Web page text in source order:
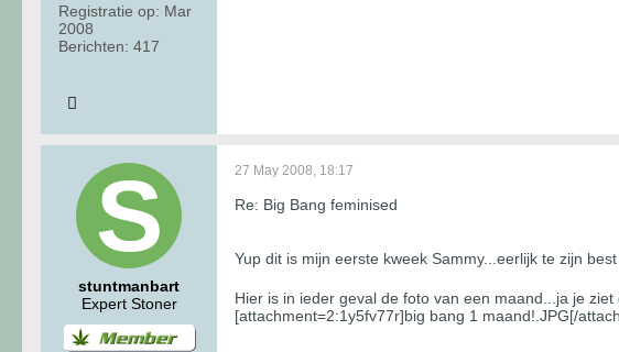
Registratie op: Mar
2008
Berichten: 417
stuntmanbart
Expert Stoner
27 May 2008, 18:17
Re: Big Bang feminised
Yup dit is mijn eerste kweek Sammy...eerlijk te zijn
Hier is in ieder geval de foto van een maand...ja je
[attachment=2:1y5fv77r]big bang 1 maand!.JPG[/